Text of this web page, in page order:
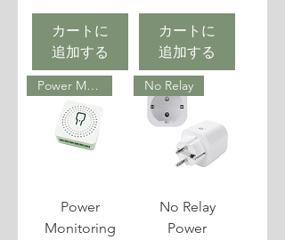
カートに
追加する
カートに
追加する
Power Monitoring
Power
Monitoring
No Relay
No Relay
Power